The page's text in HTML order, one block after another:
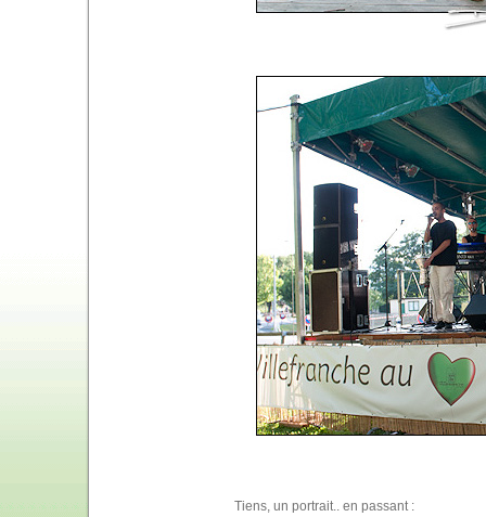
Tiens, un portrait.. en passant :